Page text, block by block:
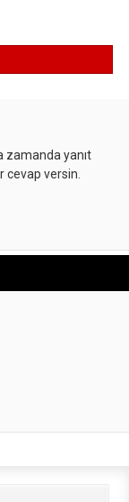
zamanda yanıt
cevap versin.